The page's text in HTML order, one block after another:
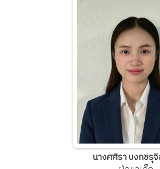
นางศศิรา บงกชรุ